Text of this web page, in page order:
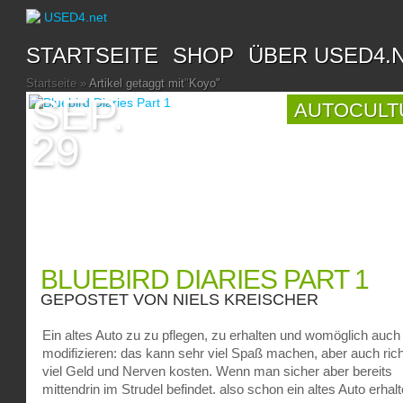
STARTSEITE SHOP ÜBER
Startseite » Artikel getaggt mit"Koyo"
SEP.
29
BLUEBIRD DIARIES PART 1
GEPOSTET VON NIELS KREISCHER
Ein altes Auto zu zu pflegen, zu erhalten und womöglich
modifizieren: das kann sehr viel Spaß machen, aber auch
viel Geld und Nerven kosten. Wenn man sicher aber bereits
mittendrin im Strudel befindet, also schon ein altes Auto